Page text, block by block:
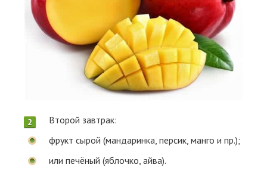
Второй завтрак:
фрукт сырой (мандаринка, персик, манго и пр.);
или печёный (яблочко, айва).